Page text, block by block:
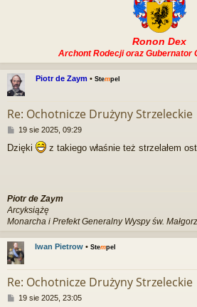
Ronon Dex
Archont Rodecji oraz Gubernator
Piotr de Zaym •Stempel
Re: Ochotnicze Drużyny Strzeleckie
P
s
19 sie 2025, 09:29
Dzięki z takiego właśnie też strzelałem
Piotr de Zaym
Arcyksiążę
Monarcha i Prefekt Generalny Wyspy św.
Iwan Pietrow • Stempel
Re: Ochotnicze Drużyny Strzeleckie
P19 sie 2025, 23:05